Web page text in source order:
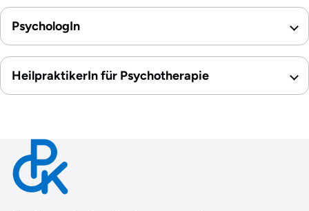
PsychologIn
HeilpraktikerIn für Psychotherapie
Contact